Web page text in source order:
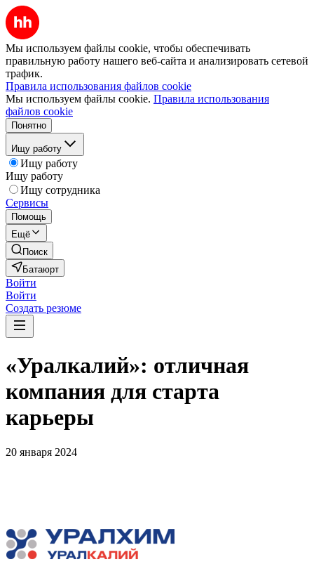
Мы используем файлы cookie, чтобы обеспечивать
правильную работу нашего веб-сайта и анализировать сетевой
трафик.
Правила использования файлов cookie
Мы используем файлы cookie. Правила использования
файлов cookie
Понятно
Ищу работу
Ищу работу
Ищу работу
Ищу сотрудника
Сервисы
Помощь
Ещё
Поиск
Батаюрт
Войти
Войти
Создать резюме
«Уралкалий»: отличная
компания для старта
карьеры
20 января 2024